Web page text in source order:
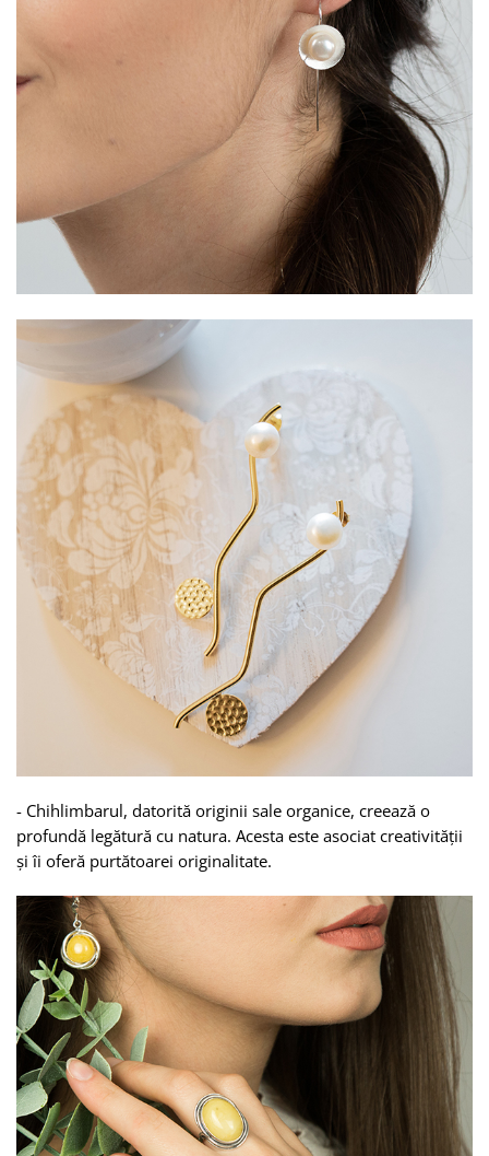
- Chihlimbarul, datorită originii sale organice, creează o
profundă legătură cu natura. Acesta este asociat creativității
și îi oferă purtătoarei originalitate.